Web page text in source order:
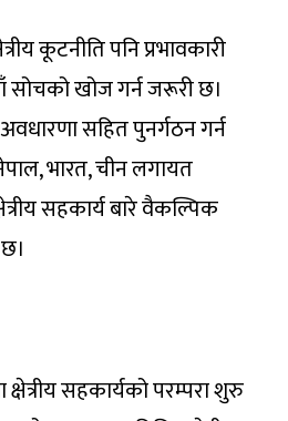
कूटनीति पनि प्रभावकारी
खोज गर्न जरूरी छ।
सहित पुनर्गठन गर्न
भारत, चीन लगायत
सहकार्य बारे वैकल्पिक
क्षेत्रीय सहकार्यको परम्परा शुरु